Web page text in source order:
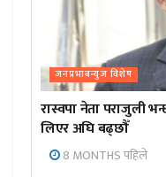
जनप्रभाबन्युज विशेष
रास्वपा नेता पराजुली
लिएर अघि बढ्छौँ
8 MONTHS पहिले